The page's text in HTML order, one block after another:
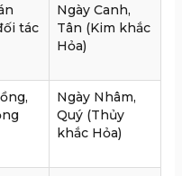
tác
Ngày Canh,
Tân (Kim khắc
Hỏa)
Ngày Nhâm,
Quý (Thủy
khắc Hỏa)